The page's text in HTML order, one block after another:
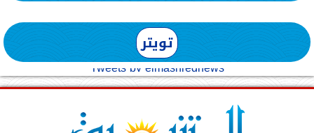
تويتر
Tweets by elmashreqnews